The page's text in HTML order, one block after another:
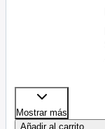
Mostrar más
Añadir al carrito